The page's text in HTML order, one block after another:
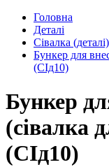
Головна
Деталі
Сівалка (деталі)
Бункер для
(СІд10)
Бункер
(сівалка
(СІд10)